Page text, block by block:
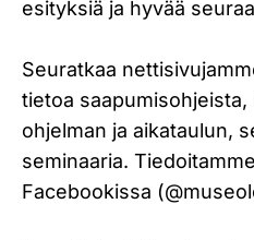
esityksiä ja hyvää
Seuratkaa
tietoa
ohjelman ja aikataulun,
seminaaria.
Facebookissa